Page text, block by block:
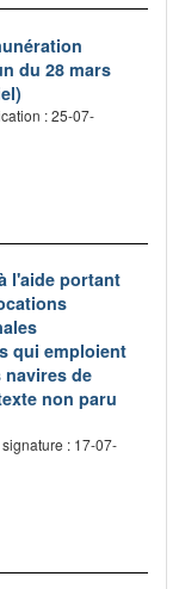
du 28 mars
: 25-07-
l'aide portant
qui emploient
de
non paru
: 17-07-